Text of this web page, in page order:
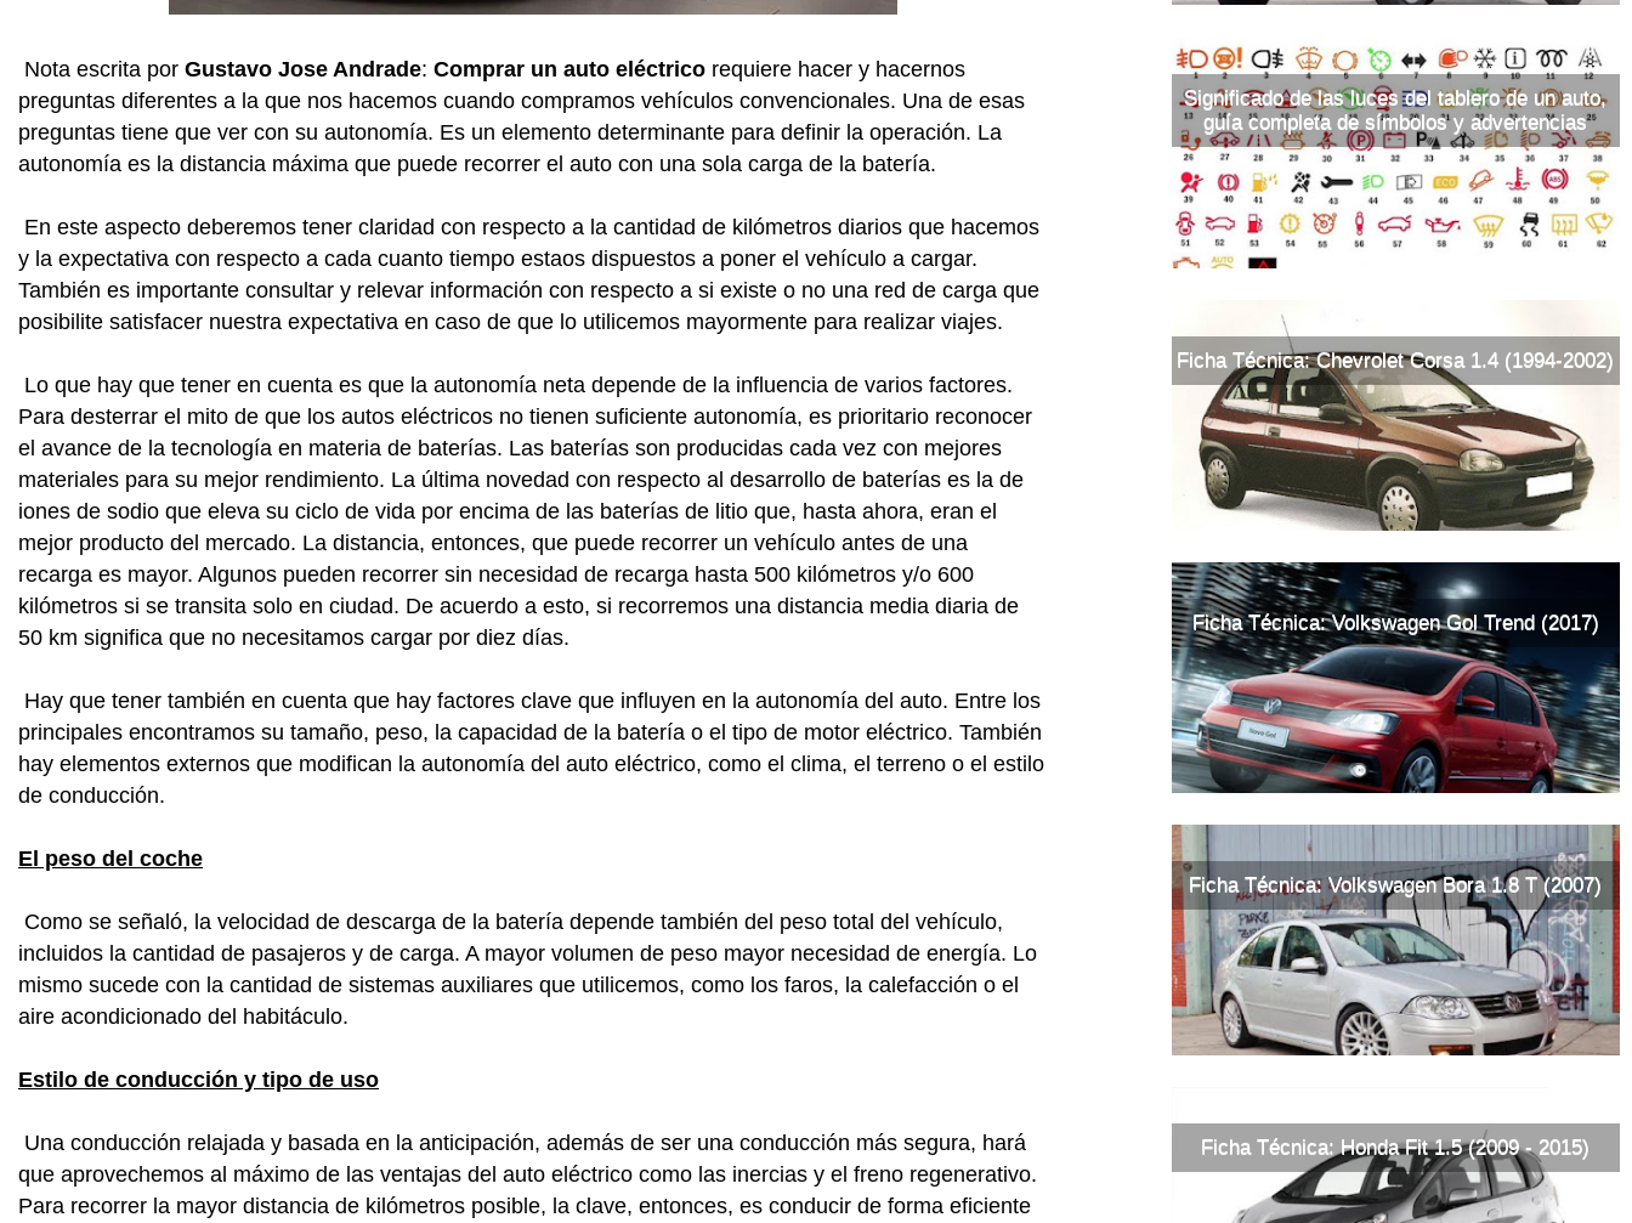
Nota escrita por Gustavo Jose Andrade: Comprar un auto eléctrico requiere hacer y hacernos
preguntas diferentes a la que nos hacemos cuando compramos vehículos convencionales. Una de esas
preguntas tiene que ver con su autonomía. Es un elemento determinante para definir la operación. La
autonomía es la distancia máxima que puede recorrer el auto con una sola carga de la batería.
En este aspecto deberemos tener claridad con respecto a la cantidad de kilómetros diarios que hacemos
y la expectativa con respecto a cada cuanto tiempo estaos dispuestos a poner el vehículo a cargar.
También es importante consultar y relevar información con respecto a si existe o no una red de carga que
posibilite satisfacer nuestra expectativa en caso de que lo utilicemos mayormente para realizar viajes.
Lo que hay que tener en cuenta es que la autonomía neta depende de la influencia de varios factores.
Para desterrar el mito de que los autos eléctricos no tienen suficiente autonomía, es prioritario reconocer
el avance de la tecnología en materia de baterías. Las baterías son producidas cada vez con mejores
materiales para su mejor rendimiento. La última novedad con respecto al desarrollo de baterías es la de
iones de sodio que eleva su ciclo de vida por encima de las baterías de litio que, hasta ahora, eran el
mejor producto del mercado. La distancia, entonces, que puede recorrer un vehículo antes de una
recarga es mayor. Algunos pueden recorrer sin necesidad de recarga hasta 500 kilómetros y/o 600
kilómetros si se transita solo en ciudad. De acuerdo a esto, si recorremos una distancia media diaria de
50 km significa que no necesitamos cargar por diez días.
Hay que tener también en cuenta que hay factores clave que influyen en la autonomía del auto. Entre los
principales encontramos su tamaño, peso, la capacidad de la batería o el tipo de motor eléctrico. También
hay elementos externos que modifican la autonomía del auto eléctrico, como el clima, el terreno o el estilo
de conducción.
El peso del coche
Como se señaló, la velocidad de descarga de la batería depende también del peso total del vehículo,
incluidos la cantidad de pasajeros y de carga. A mayor volumen de peso mayor necesidad de energía. Lo
mismo sucede con la cantidad de sistemas auxiliares que utilicemos, como los faros, la calefacción o el
aire acondicionado del habitáculo.
Estilo de conducción y tipo de uso
Una conducción relajada y basada en la anticipación, además de ser una conducción más segura, hará
que aprovechemos al máximo de las ventajas del auto eléctrico como las inercias y el freno regenerativo.
Para recorrer la mayor distancia de kilómetros posible, la clave, entonces, es conducir de forma eficiente
Significado de las luces del tablero de un auto,
guía completa de símbolos y advertencias
Ficha Técnica: Chevrolet Corsa 1.4 (1994-2002)
Ficha Técnica: Volkswagen Gol Trend (2017)
Ficha Técnica: Volkswagen Bora 1.8 T (2007)
Ficha Técnica: Honda Fit 1.5 (2009 - 2015)